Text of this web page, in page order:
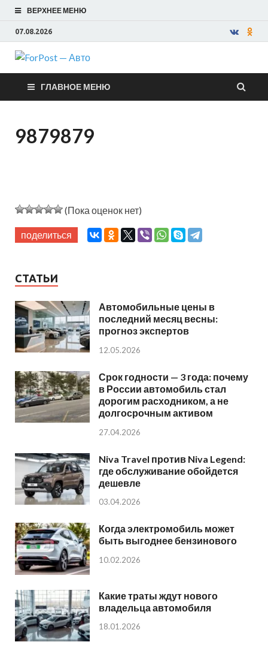
ВЕРХНЕЕ МЕНЮ
07.08.2026
ForPost —
Авто
ГЛАВНОЕ МЕНЮ
9879879
(Пока оценок нет)
поделиться
СТАТЬИ
Автомобильные цены в
последний месяц весны:
прогноз экспертов
12.05.2026
Срок годности — 3 года: почему
в России автомобиль стал
дорогим расходником, а не
долгосрочным активом
27.04.2026
Niva Travel против Niva Legend:
где обслуживание обойдется
дешевле
03.04.2026
Когда электромобиль может
быть выгоднее бензинового
10.02.2026
Какие траты ждут нового
владельца автомобиля
18.01.2026